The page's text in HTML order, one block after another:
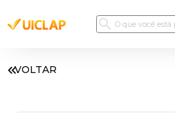
VOLTAR